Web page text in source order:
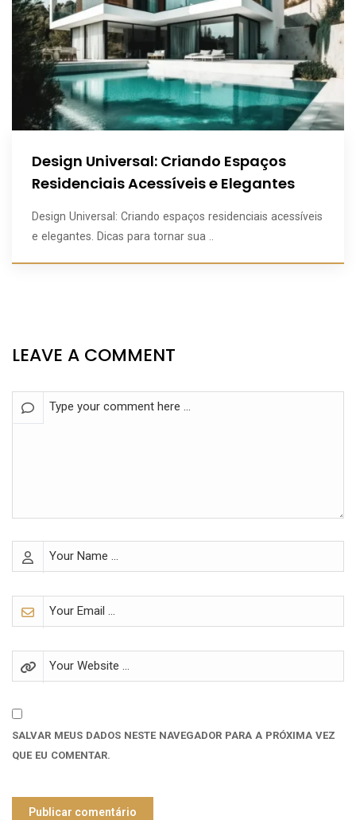
Design Universal: Criando Espaços
Residenciais Acessíveis e Elegantes
Design Universal: Criando espaços residenciais acessíveis
e elegantes. Dicas para tornar sua ..
LEAVE A COMMENT
SALVAR MEUS DADOS NESTE NAVEGADOR PARA A PRÓXIMA VEZ
QUE EU COMENTAR.